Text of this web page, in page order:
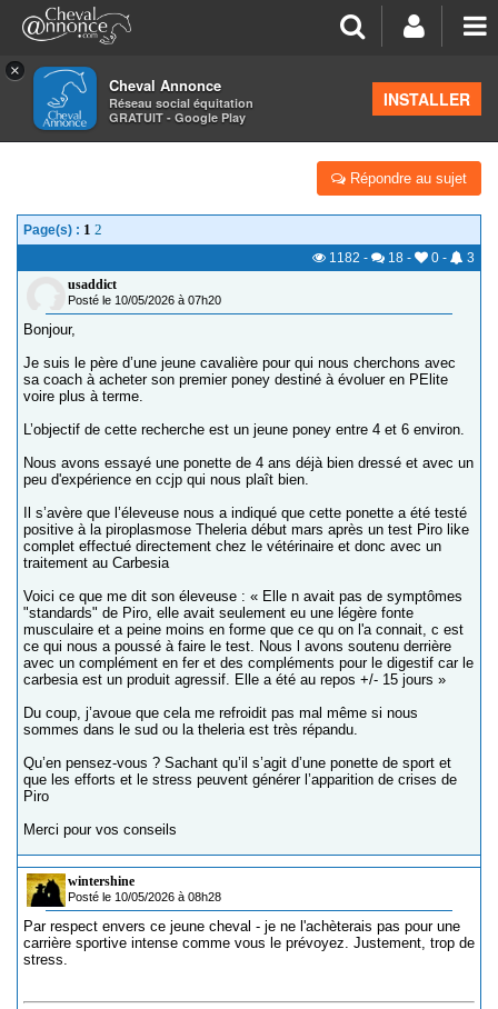
×
Cheval Annonce
Réseau social équitation
GRATUIT - Google Play
INSTALLER
>La santé - les soins
PONEY ATTEINT DE LA PIRO - 1ER ACHAT
Répondre au sujet
Page(s) : 1 2
1182 - 18 - 0 -
3
usaddict
Posté le 10/05/2026 à 07h20
Bonjour,
Je suis le père d’une jeune cavalière pour qui nous cherchons avec
sa coach à acheter son premier poney destiné à évoluer en PElite
voire plus à terme.
L’objectif de cette recherche est un jeune poney entre 4 et 6 environ.
Nous avons essayé une ponette de 4 ans déjà bien dressé et avec un
peu d'expérience en ccjp qui nous plaît bien.
Il s’avère que l’éleveuse nous a indiqué que cette ponette a été testé
positive à la piroplasmose Theleria début mars après un test Piro like
complet effectué directement chez le vétérinaire et donc avec un
traitement au Carbesia
Voici ce que me dit son éleveuse : « Elle n avait pas de symptômes
"standards" de Piro, elle avait seulement eu une légère fonte
musculaire et a peine moins en forme que ce qu on l'a connait, c est
ce qui nous a poussé à faire le test. Nous l avons soutenu derrière
avec un complément en fer et des compléments pour le digestif car le
carbesia est un produit agressif. Elle a été au repos +/- 15 jours »
Du coup, j’avoue que cela me refroidit pas mal même si nous
sommes dans le sud ou la theleria est très répandu.
Qu’en pensez-vous ? Sachant qu’il s’agit d’une ponette de sport et
que les efforts et le stress peuvent générer l’apparition de crises de
Piro
Merci pour vos conseils
wintershine
Posté le 10/05/2026 à 08h28
Par respect envers ce jeune cheval - je ne l'achèterais pas pour une
carrière sportive intense comme vous le prévoyez. Justement, trop de
stress.